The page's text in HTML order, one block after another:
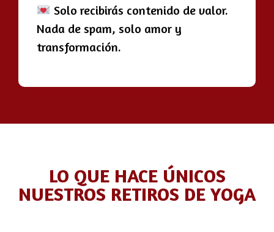
Solo recibirás contenido de valor.
Nada de spam, solo amor y
transformación.
LO QUE HACE ÚNICOS
NUESTROS RETIROS DE YOGA